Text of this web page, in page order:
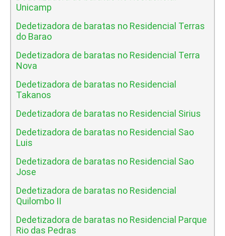
Unicamp
Dedetizadora de baratas no Residencial Terras
do Barao
Dedetizadora de baratas no Residencial Terra
Nova
Dedetizadora de baratas no Residencial
Takanos
Dedetizadora de baratas no Residencial Sirius
Dedetizadora de baratas no Residencial Sao
Luis
Dedetizadora de baratas no Residencial Sao
Jose
Dedetizadora de baratas no Residencial
Quilombo II
Dedetizadora de baratas no Residencial Parque
Rio das Pedras